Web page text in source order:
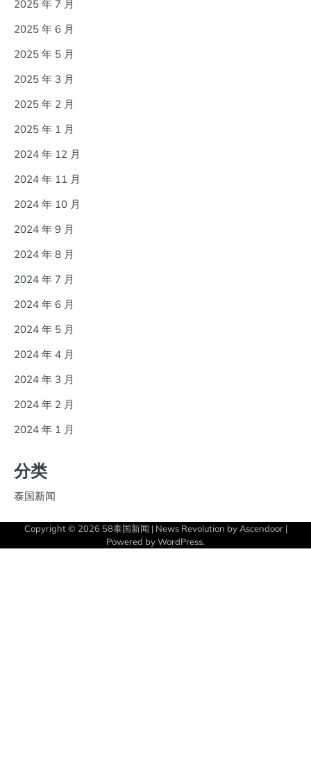
2025 年 7 月
2025 年 6 月
2025 年 5 月
2025 年 3 月
2025 年 2 月
2025 年 1 月
2024 年 12 月
2024 年 11 月
2024 年 10 月
2024 年 9 月
2024 年 8 月
2024 年 7 月
2024 年 6 月
2024 年 5 月
2024 年 4 月
2024 年 3 月
2024 年 2 月
2024 年 1 月
分类
泰国新闻
Copyright © 2026 58泰国新闻 | News Revolution by Ascendoor|
Powered byWordPress.